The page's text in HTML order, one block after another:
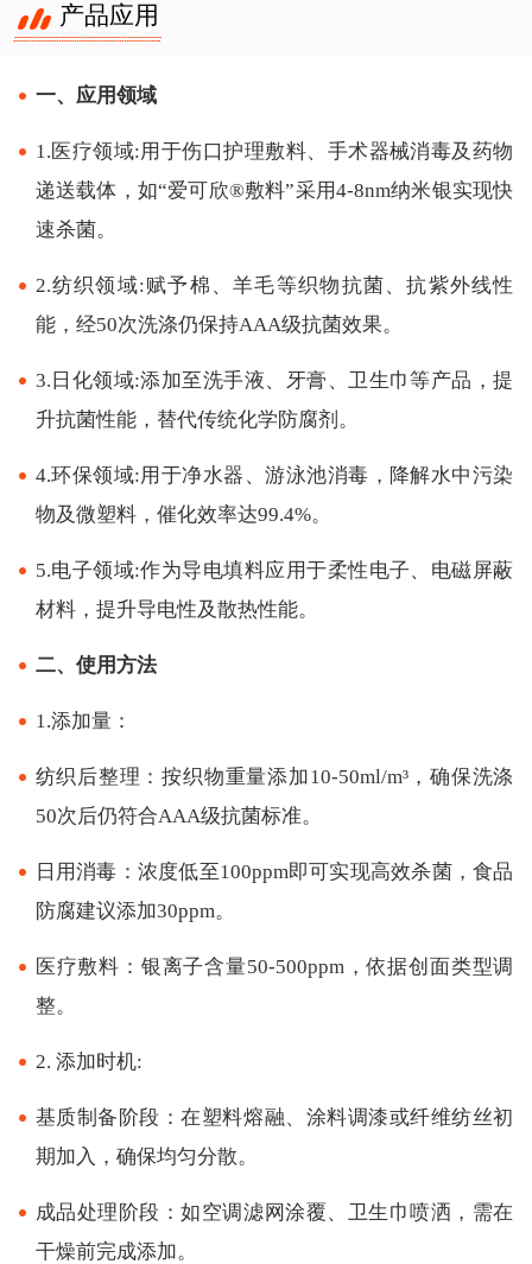
产品应用
一、应用领域
1.医疗领域:用于伤口护理敷料、手术器械消毒及药物
递送载体，如“爱可欣®敷料”采用4-8nm纳米银实现快
速杀菌。
2.纺织领域:赋予棉、羊毛等织物抗菌、抗紫外线性
能，经50次洗涤仍保持AAA级抗菌效果。
3.日化领域:添加至洗手液、牙膏、卫生巾等产品，提
升抗菌性能，替代传统化学防腐剂。
4.环保领域:用于净水器、游泳池消毒，降解水中污染
物及微塑料，催化效率达99.4%。
5.电子领域:作为导电填料应用于柔性电子、电磁屏蔽
材料，提升导电性及散热性能。
二、使用方法
1.添加量：
纺织后整理：按织物重量添加10-50ml/m³，确保洗涤
50次后仍符合AAA级抗菌标准。
日用消毒：浓度低至100ppm即可实现高效杀菌，食品
防腐建议添加30ppm。
医疗敷料：银离子含量50-500ppm，依据创面类型调
整。
2. 添加时机:
基质制备阶段：在塑料熔融、涂料调漆或纤维纺丝初
期加入，确保均匀分散。
成品处理阶段：如空调滤网涂覆、卫生巾喷洒，需在
干燥前完成添加。